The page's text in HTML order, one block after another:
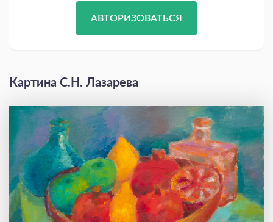
АВТОРИЗОВАТЬСЯ
Картина С.Н. Лазарева